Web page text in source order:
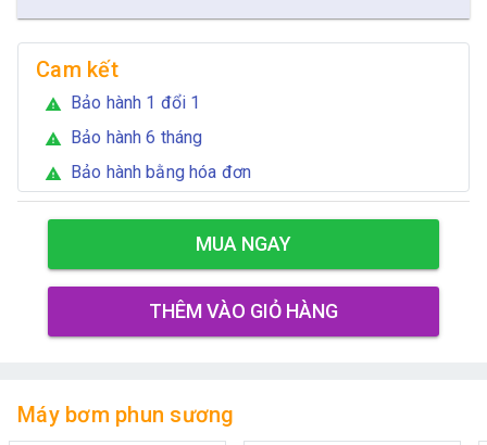
Cam kết
warning Bảo hành 1 đổi 1
warning Bảo hành 6 tháng
warning Bảo hành bằng hóa đơn
MUA NGAY
THÊM VÀO GIỎ HÀNG
Máy bơm phun sương